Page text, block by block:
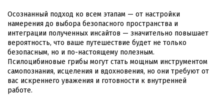
Осознанный подход ко всем этапам — от настройки
намерения до выбора безопасного пространства и
интеграции полученных инсайтов — значительно повышает
вероятность, что ваше путешествие будет не только
безопасным, но и по-настоящему полезным.
Псилоцибиновые грибы могут стать мощным инструментом
самопознания, исцеления и вдохновения, но они требуют от
вас искреннего уважения и готовности к внутренней
работе.